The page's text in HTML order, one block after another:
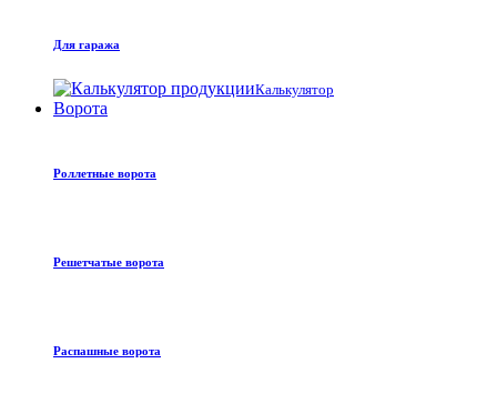
Для гаража
Калькулятор
Ворота
Роллетные ворота
Решетчатые ворота
Распашные ворота